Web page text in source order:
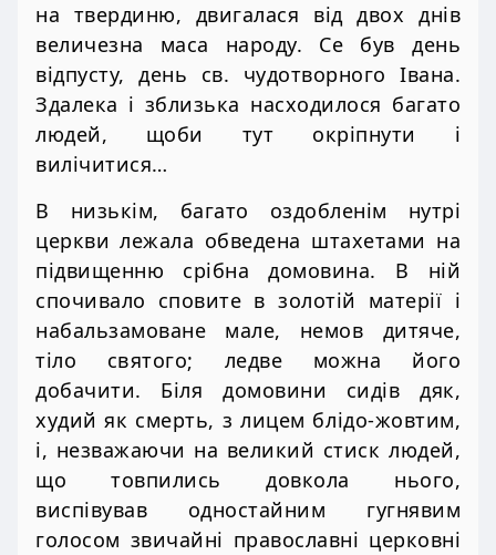
на твердиню, двигалася від двох днів
величезна маса народу. Се був день
відпусту, день св. чудотворного Івана.
Здалека і зблизька насходилося багато
людей, щоби тут окріпнути і
вилічитися…
В низькім, багато оздобленім нутрі
церкви лежала обведена штахетами на
підвищенню срібна домовина. В ній
спочивало сповите в золотій матерії і
набальзамоване мале, немов дитяче,
тіло святого; ледве можна його
добачити. Біля домовини сидів дяк,
худий як смерть, з лицем блідо-жовтим,
і, незважаючи на великий стиск людей,
що товпились довкола нього,
виспівував одностайним гугнявим
голосом звичайні православні церковні